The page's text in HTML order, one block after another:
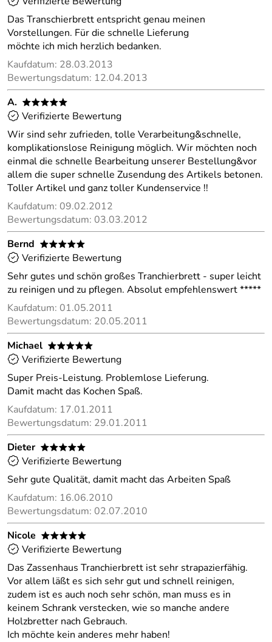
Das Transchierbrett entspricht genau meinen
Vorstellungen. Für die schnelle Lieferung
möchte ich mich herzlich bedanken.
Kaufdatum: 28.03.2013
Bewertungsdatum: 12.04.2013
A.
*****
Verifizierte Bewertung
Wir sind sehr zufrieden, tolle Verarbeitung&schnelle,
komplikationslose Reinigung möglich. Wir möchten noch
einmal die schnelle Bearbeitung unserer Bestellung&vor
allem die super schnelle Zusendung des Artikels betonen.
Toller Artikel und ganz toller Kundenservice !!
Kaufdatum: 09.02.2012
Bewertungsdatum: 03.03.2012
Bernd
*****
Verifizierte Bewertung
Sehr gutes und schön großes Tranchierbrett - super leicht
zu reinigen und zu pflegen. Absolut empfehlenswert *****
Kaufdatum: 01.05.2011
Bewertungsdatum: 20.05.2011
Michael
*****
Verifizierte Bewertung
Super Preis-Leistung. Problemlose Lieferung.
Damit macht das Kochen Spaß.
Kaufdatum: 17.01.2011
Bewertungsdatum: 29.01.2011
Dieter
*****
Verifizierte Bewertung
Sehr gute Qualität, damit macht das Arbeiten Spaß
Kaufdatum: 16.06.2010
Bewertungsdatum: 02.07.2010
Nicole
*****
Verifizierte Bewertung
Das Zassenhaus Tranchierbrett ist sehr strapazierfähig.
Vor allem läßt es sich sehr gut und schnell reinigen,
zudem ist es auch noch sehr schön, man muss es in
keinem Schrank verstecken, wie so manche andere
Holzbretter nach Gebrauch.
Ich möchte kein anderes mehr haben!